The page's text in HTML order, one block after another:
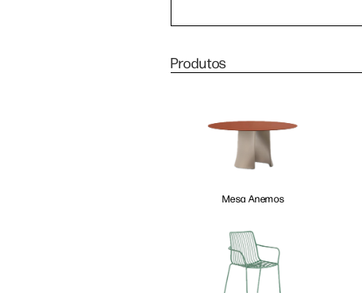
Produtos
Mesa Anemos